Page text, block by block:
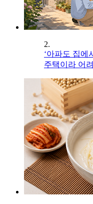
2.
‘아파도 집에
주택이라 어